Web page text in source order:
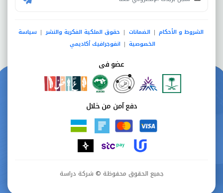
الشروط و الأحكام | الضمانات | حقوق الملكية الفكرية والنشر | سياسة
الخصوصية | انفوجرافيك أكاديمي
عضو فى
دفع آمن من خلال
جميع الحقوق محفوظة © شركة دراسة